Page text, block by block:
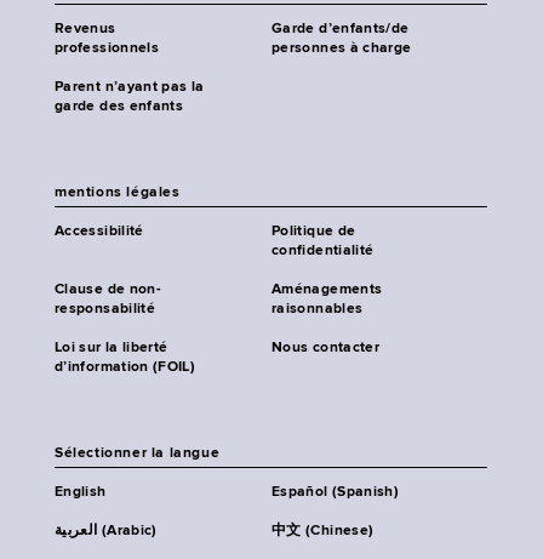
Revenus
professionnels
Garde d’enfants/de
personnes à charge
Parent n’ayant pas la
garde des enfants
mentions légales
Accessibilité
Politique de
confidentialité
Clause de non-
responsabilité
Aménagements
raisonnables
Loi sur la liberté
d’information (FOIL)
Nous contacter
Sélectionner la langue
English Español (Spanish)
العربية (Arabic) 中文 (Chinese)